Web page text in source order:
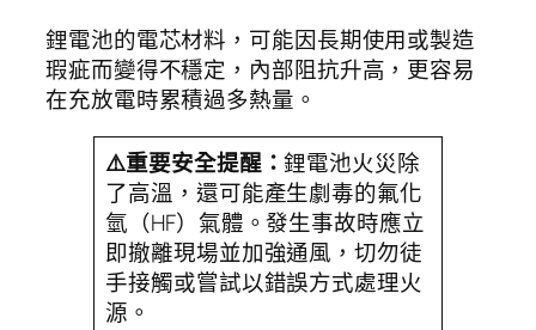
鋰電池的電芯材料，可能因長期使用或製造
瑕疵而變得不穩定，內部阻抗升高，更容易
在充放電時累積過多熱量。
⚠️重要安全提醒：鋰電池火災除
了高溫，還可能產生劇毒的氟化
氫（HF）氣體。發生事故時應立
即撤離現場並加強通風，切勿徒
手接觸或嘗試以錯誤方式處理火
源。